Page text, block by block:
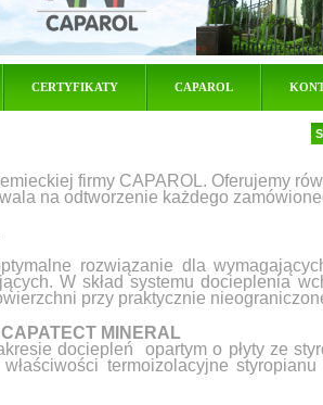
CERTYFIKATY CAPAROL
firmy CAPAROL. Oferujemy
na odtworzenie każdego
rozwiązanie dla
W skład systemu docieplenia
przy praktycznie
CAPATECT MINERAL
dociepleń opartym o płyty ze
termoizolacyjne